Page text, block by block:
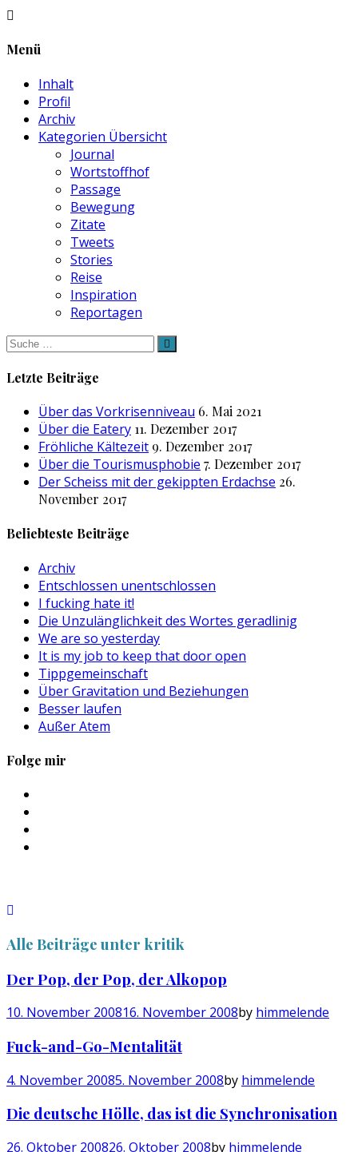
Menü
Inhalt
Profil
Archiv
Kategorien Übersicht
Journal
Wortstoffhof
Passage
Bewegung
Zitate
Tweets
Stories
Reise
Inspiration
Reportagen
Suche
nach:
Letzte Beiträge
Über das Vorkrisenniveau 6. Mai 2021
Über die Eatery 11. Dezember 2017
Fröhliche Kältezeit 9. Dezember 2017
Über die Tourismusphobie 7. Dezember 2017
Der Scheiss mit der gekippten Erdachse 26.
November 2017
Beliebteste Beiträge
Archiv
Entschlossen unentschlossen
I fucking hate it!
Die Unzulänglichkeit des Wortes geradlinig
We are so yesterday
It is my job to keep that door open
Tippgemeinschaft
Über Gravitation und Beziehungen
Besser laufen
Außer Atem
Folge mir
anzeigen
Alle Beiträge unter kritik
Der Pop, der Pop, der Alkopop
10. November 200816. November 2008by himmelende
Fuck-and-Go-Mentalität
4. November 20085. November 2008by himmelende
Die deutsche Hölle, das ist die Synchronisation
26. Oktober 200826. Oktober 2008by himmelende